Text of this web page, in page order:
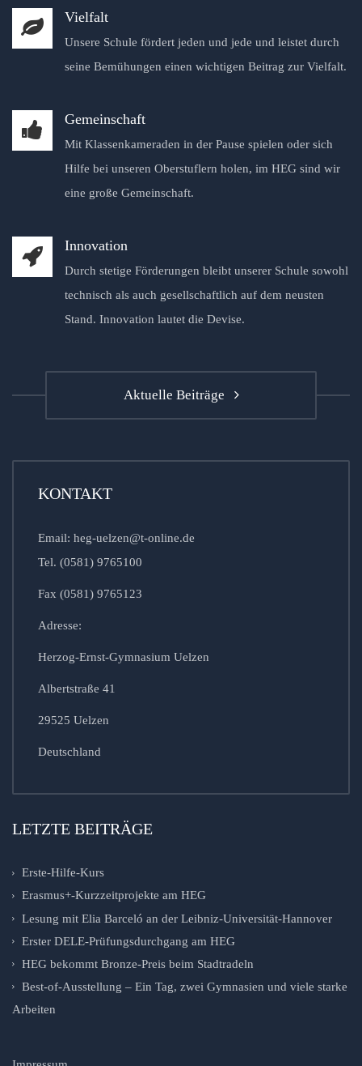
Vielfalt
Unsere Schule fördert jeden und jede und leistet durch
seine Bemühungen einen wichtigen Beitrag zur Vielfalt.
Gemeinschaft
Mit Klassenkameraden in der Pause spielen oder sich
Hilfe bei unseren Oberstuflern holen, im HEG sind wir
eine große Gemeinschaft.
Innovation
Durch stetige Förderungen bleibt unserer Schule sowohl
technisch als auch gesellschaftlich auf dem neusten
Stand. Innovation lautet die Devise.
Aktuelle Beiträge
KONTAKT
Email: heg-uelzen@t-online.de
Tel. (0581) 9765100
Fax (0581) 9765123
Adresse:
Herzog-Ernst-Gymnasium Uelzen
Albertstraße 41
29525 Uelzen
Deutschland
LETZTE BEITRÄGE
Erste-Hilfe-Kurs
Erasmus+-Kurzzeitprojekte am HEG
Lesung mit Elia Barceló an der Leibniz-Universität-Hannover
Erster DELE-Prüfungsdurchgang am HEG
HEG bekommt Bronze-Preis beim Stadtradeln
Best-of-Ausstellung – Ein Tag, zwei Gymnasien und viele starke
Arbeiten